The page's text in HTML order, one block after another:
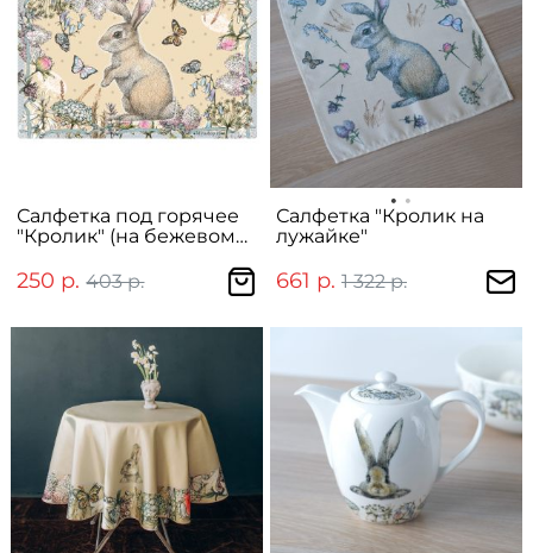
Салфетка под горячее
"Кролик" (на бежевом
250 р. 403 р.
Салфетка "Кролик на
лужайке"
661 р. 1 322 р.